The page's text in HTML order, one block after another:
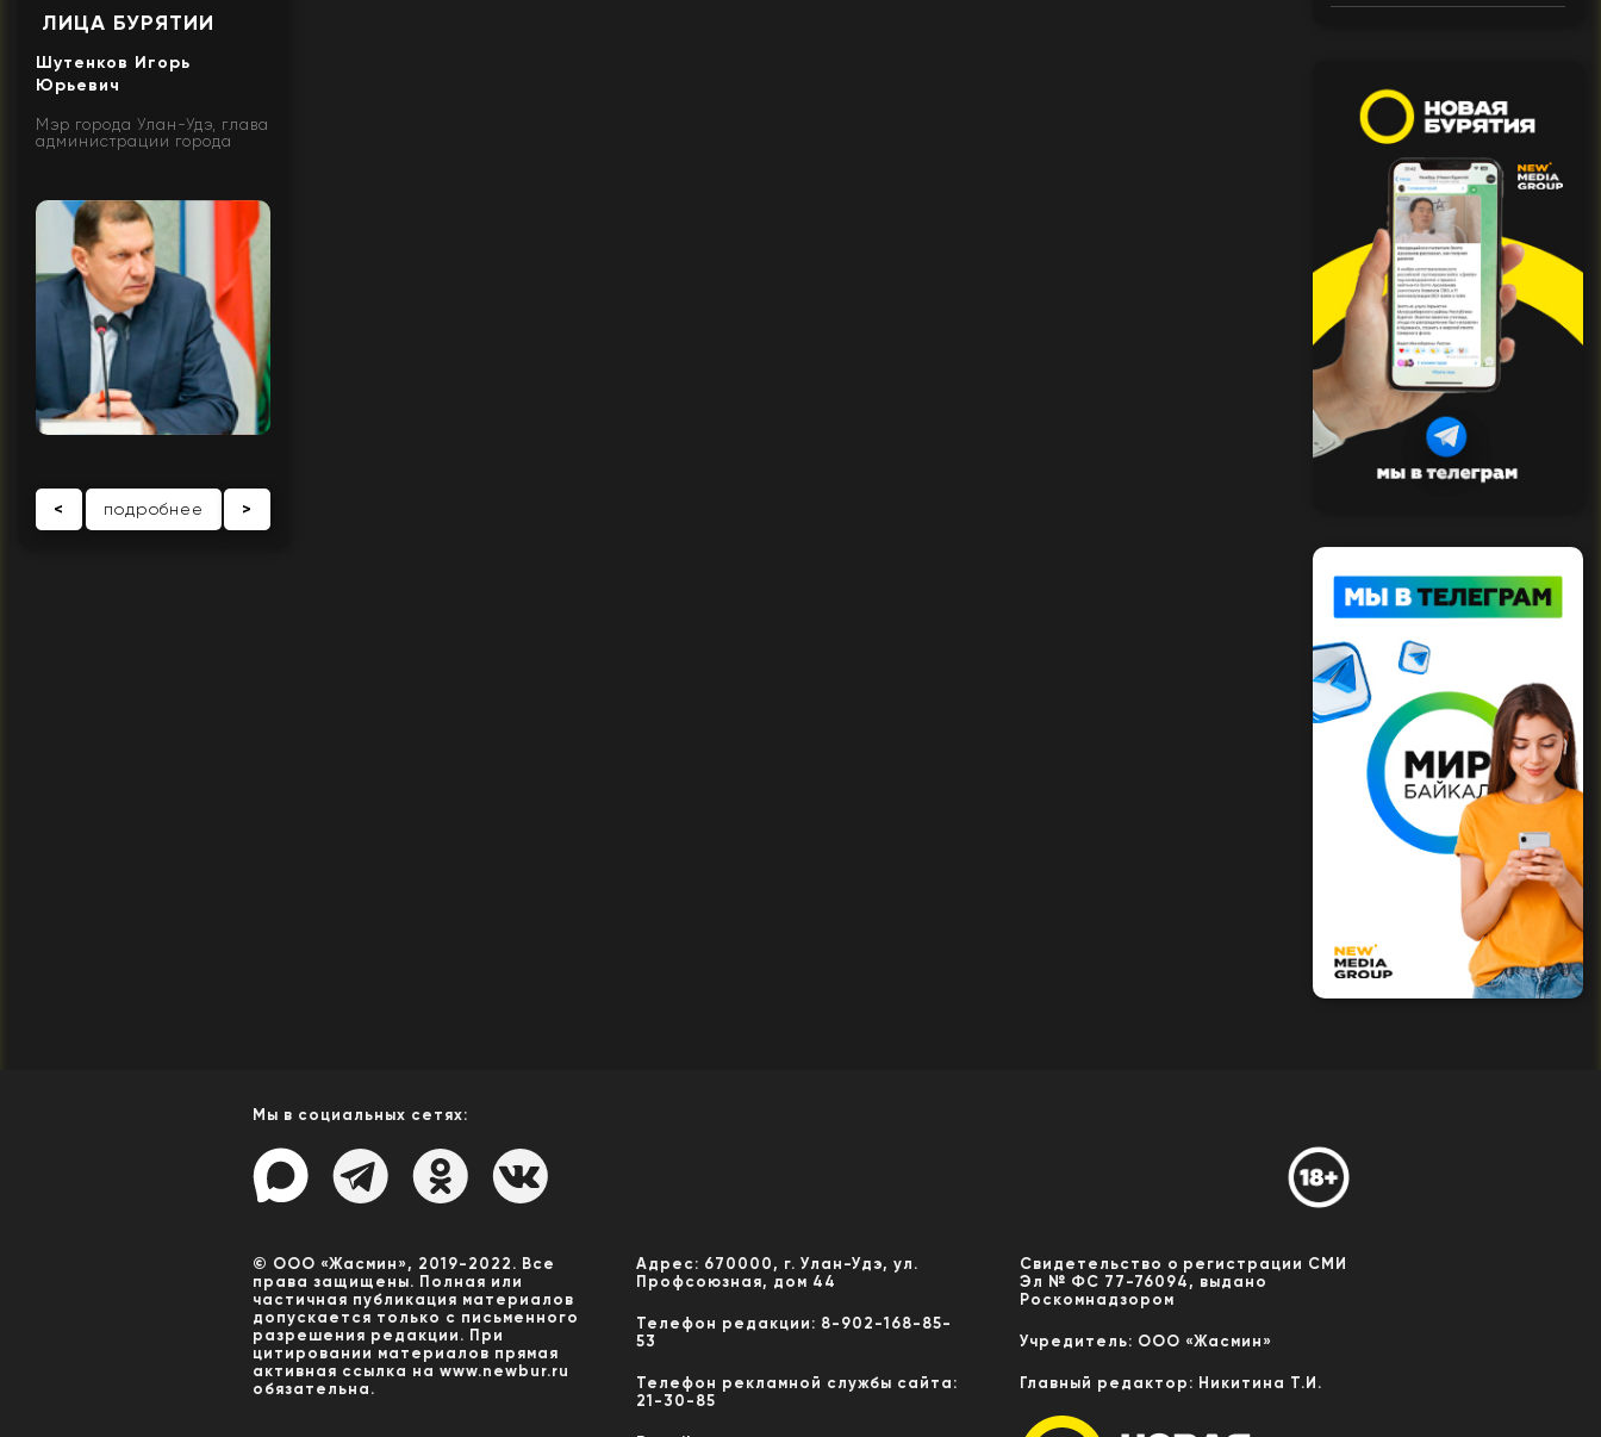
ЛИЦА БУРЯТИИ
Шутенков Игорь
Юрьевич
Мэр города Улан-Удэ, глава
администрации города
< подробнее >
Мы в социальных сетях:
© ООО «Жасмин», 2019-2022. Все
права защищены. Полная или
частичная публикация материалов
допускается только с письменного
разрешения редакции. При
цитировании материалов прямая
активная ссылка на www.newbur.ru
обязательна.
Адрес: 670000, г. Улан-Удэ, ул.
Профсоюзная, дом 44
Телефон редакции: 8-902-168-85-
53
Телефон рекламной службы сайта:
21-30-85
Свидетельство о регистрации СМИ
Эл № ФС 77-76094, выдано
Роскомнадзором
Учредитель: ООО «Жасмин»
Главный редактор: Никитина Т.И.